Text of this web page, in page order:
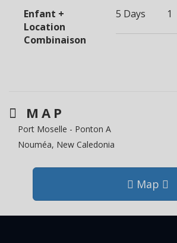
Enfant +
Location
Combinaison
5 Days 1
MAP
Port Moselle - Ponton A
Nouméa, New Caledonia
Map